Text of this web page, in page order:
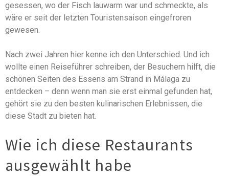
gesessen, wo der Fisch lauwarm war und schmeckte, als
wäre er seit der letzten Touristensaison eingefroren
gewesen.
Nach zwei Jahren hier kenne ich den Unterschied. Und ich
wollte einen Reiseführer schreiben, der Besuchern hilft, die
schönen Seiten des Essens am Strand in Málaga zu
entdecken – denn wenn man sie erst einmal gefunden hat,
gehört sie zu den besten kulinarischen Erlebnissen, die
diese Stadt zu bieten hat.
Wie ich diese Restaurants
ausgewählt habe